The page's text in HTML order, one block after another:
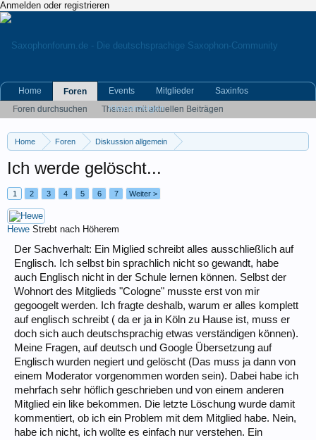
Anmelden oder registrieren
Home Foren
Diskussion allgemein
Ich werde gelöscht...
1 2 3 4 5 6 7 Weiter >
Hewe Strebt nach Höherem
Der Sachverhalt: Ein Miglied schreibt alles ausschließlich auf
Englisch. Ich selbst bin sprachlich nicht so gewandt, habe
auch Englisch nicht in der Schule lernen können. Selbst der
Wohnort des Mitglieds "Cologne" musste erst von mir
gegoogelt werden. Ich fragte deshalb, warum er alles komplett
auf englisch schreibt ( da er ja in Köln zu Hause ist, muss er
doch sich auch deutschsprachig etwas verständigen können).
Meine Fragen, auf deutsch und Google Übersetzung auf
Englisch wurden negiert und gelöscht (Das muss ja dann von
einem Moderator vorgenommen worden sein). Dabei habe ich
mehrfach sehr höflich geschrieben und von einem anderen
Mitglied ein like bekommen. Die letzte Löschung wurde damit
kommentiert, ob ich ein Problem mit dem Mitglied habe. Nein,
habe ich nicht, ich wollte es einfach nur verstehen. Ein
Home
Foren
Foren durchsuchen
Themen mit aktuellen Beiträgen
Events Mitglieder
Saxinfos
Kleinanzeigen